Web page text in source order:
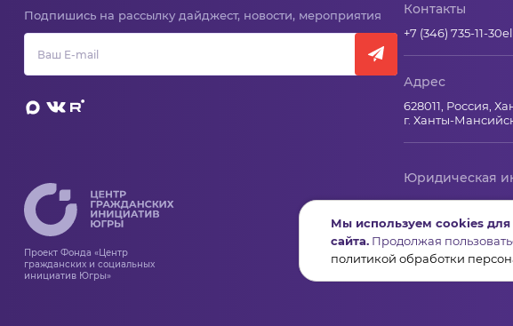
Подпишись на рассылку дайджест, новости, мероприятия
Проект Фонда «Центр
гражданских и социальных
инициатив Югры»
Контакты
+7 (346) 735-11-30
Адрес
628011, Россия,
г. Ханты-
Юридическая
Региональный
Юридический и
ИНН 8601065590,
Мы используем cookies
сайта. Продолжая
политикой обработки